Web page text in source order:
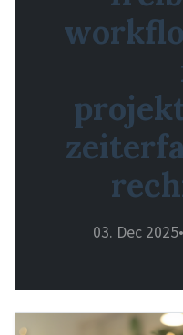
03. Dec 2025•